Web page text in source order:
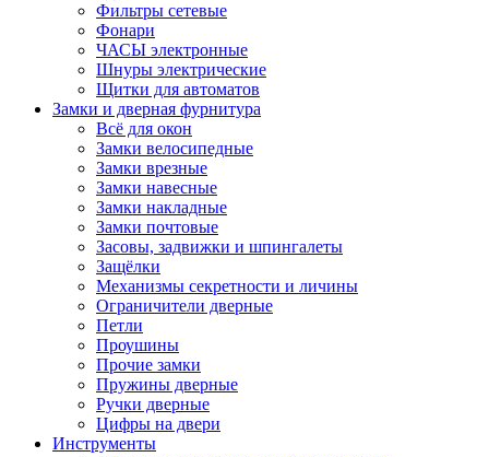
Фильтры сетевые
Фонари
ЧАСЫ электронные
Шнуры электрические
Щитки для автоматов
Замки и дверная фурнитура
Всё для окон
Замки велосипедные
Замки врезные
Замки навесные
Замки накладные
Замки почтовые
Засовы, задвижки и шпингалеты
Защёлки
Механизмы секретности и личины
Ограничители дверные
Петли
Проушины
Прочие замки
Пружины дверные
Ручки дверные
Цифры на двери
Инструменты